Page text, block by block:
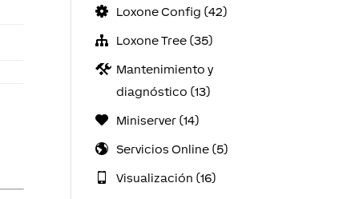
Loxone Config (42)
Loxone Tree (35)
Mantenimiento y
diagnóstico (13)
Miniserver (14)
Servicios Online (5)
Visualización (16)